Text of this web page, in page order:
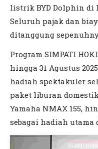
listrik BYD Dolphin di
Seluruh pajak dan
ditanggung
Program SIMPATI
hingga 31 Agustus
hadiah spektakuler
paket liburan
Yamaha NMAX 155,
sebagai hadiah